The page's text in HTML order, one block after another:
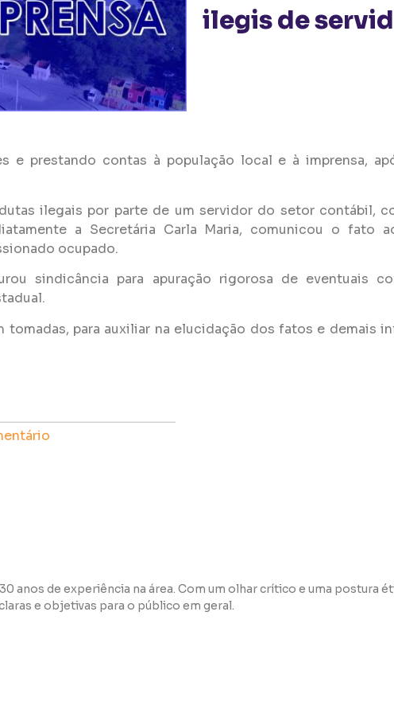
ilegis de
e prestando contas à população local e à imprensa,
ilegais por parte de um servidor do setor contábil,
a Secretária Carla Maria, comunicou o fato
ocupado.
sindicância para apuração rigorosa de eventuais
para auxiliar na elucidação dos fatos e demais
anos de experiência na área. Com um olhar crítico e uma postura
e objetivas para o público em geral.